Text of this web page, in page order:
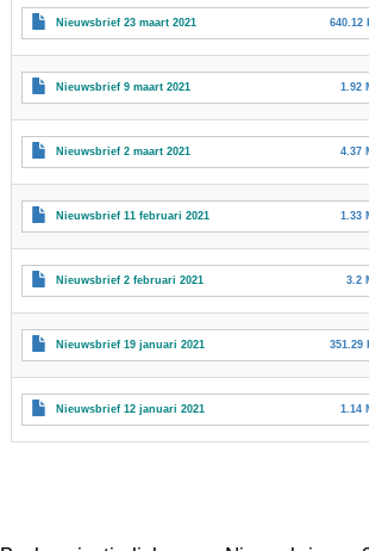
Nieuwsbrief 23 maart 2021 640.12
Nieuwsbrief 9 maart 2021 1.92
Nieuwsbrief 2 maart 2021 4.37
Nieuwsbrief 11 februari 2021 1.33
Nieuwsbrief 2 februari 2021 3.2
Nieuwsbrief 19 januari 2021 351.29
Nieuwsbrief 12 januari 2021 1.14